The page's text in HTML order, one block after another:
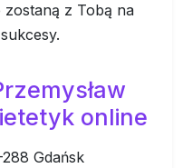
zostaną z Tobą na
online
Gdańsk